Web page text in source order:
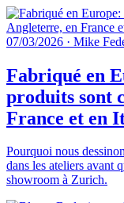
07/03/2026 · Mike
Fabriqué en
produits sont
France et en
Pourquoi nous
dans les ateliers avant
showroom à Zurich.